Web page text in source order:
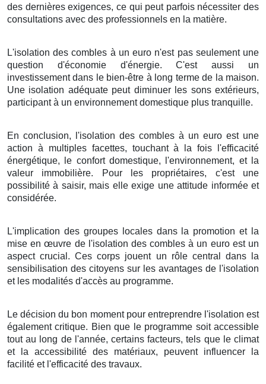
des dernières exigences, ce qui peut parfois nécessiter des
consultations avec des professionnels en la matière.
L'isolation des combles à un euro n'est pas seulement une
question d'économie d'énergie. C'est aussi un
investissement dans le bien-être à long terme de la maison.
Une isolation adéquate peut diminuer les sons extérieurs,
participant à un environnement domestique plus tranquille.
En conclusion, l'isolation des combles à un euro est une
action à multiples facettes, touchant à la fois l'efficacité
énergétique, le confort domestique, l'environnement, et la
valeur immobilière. Pour les propriétaires, c'est une
possibilité à saisir, mais elle exige une attitude informée et
considérée.
L'implication des groupes locales dans la promotion et la
mise en œuvre de l'isolation des combles à un euro est un
aspect crucial. Ces corps jouent un rôle central dans la
sensibilisation des citoyens sur les avantages de l'isolation
et les modalités d'accès au programme.
Le décision du bon moment pour entreprendre l'isolation est
également critique. Bien que le programme soit accessible
tout au long de l'année, certains facteurs, tels que le climat
et la accessibilité des matériaux, peuvent influencer la
facilité et l'efficacité des travaux.